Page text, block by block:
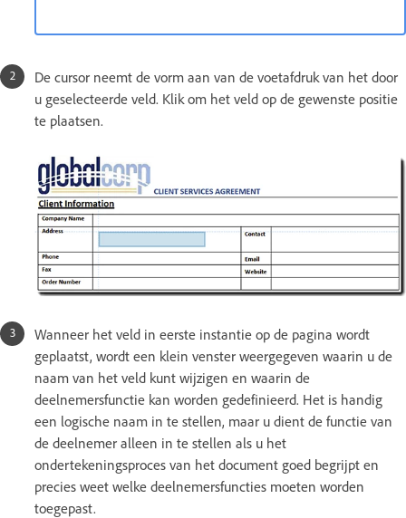
De cursor neemt de vorm aan van de voetafdruk van het door
u geselecteerde veld. Klik om het veld op de gewenste positie
te plaatsen.
Wanneer het veld in eerste instantie op de pagina wordt
geplaatst, wordt een klein venster weergegeven waarin u de
naam van het veld kunt wijzigen en waarin de
deelnemersfunctie kan worden gedefinieerd. Het is handig
een logische naam in te stellen, maar u dient de functie van
de deelnemer alleen in te stellen als u het
ondertekeningsproces van het document goed begrijpt en
precies weet welke deelnemersfuncties moeten worden
toegepast.